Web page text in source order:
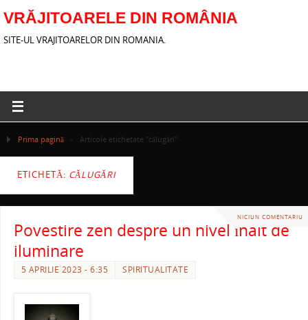
VRĂJITOARELE DIN ROMÂNIA
SITE-UL VRAJITOARELOR DIN ROMANIA.
Prima pagină » Articole etichetate "călugări"
ETICHETĂ: CĂLUGĂRI
NICIUN COMENTARIU
Povestire zen despre un nivel înalt de
iluminare
5 APRILIE 2023 - 6:35 SPIRITUALITATE